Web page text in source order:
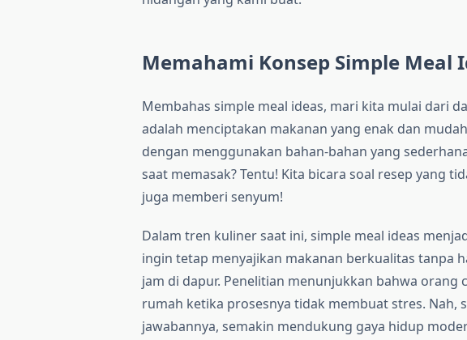
Memahami Konsep Simple Meal
Membahas simple meal ideas, mari kita mulai dari
adalah menciptakan makanan yang enak dan
dengan menggunakan bahan-bahan yang
saat memasak? Tentu! Kita bicara soal resep yang
juga memberi senyum!
Dalam tren kuliner saat ini, simple meal ideas
ingin tetap menyajikan makanan berkualitas tanpa
jam di dapur. Penelitian menunjukkan bahwa orang
rumah ketika prosesnya tidak membuat stres. Nah,
jawabannya, semakin mendukung gaya hidup